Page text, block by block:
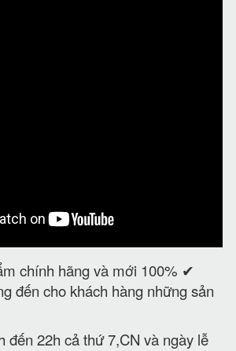
chính hãng và mới 100% ✔
đến cho khách hàng những sản
đến 22h cả thứ 7,CN và ngày lễ